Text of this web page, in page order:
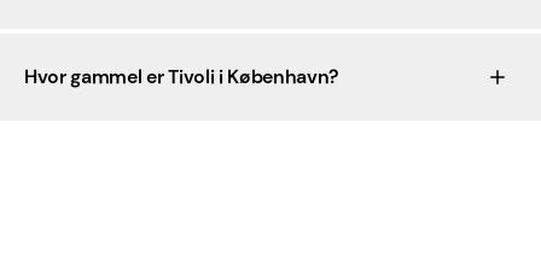
Hvor gammel er Tivoli i København?